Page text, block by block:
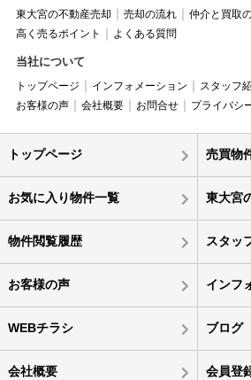
東大宮の不動産売却 売却の流れ
仲介と買取
高く売るポイント
よくある質問
当社について
トップページ インフォメーション スタッフ
お客様の声
会社概要 お問合せ プライバシ
トップページ 売買物
お気に入り物件一覧 東大宮
物件閲覧履歴 スタッ
お客様の声 インフ
WEBチラシ ブログ
会社概要 会員登